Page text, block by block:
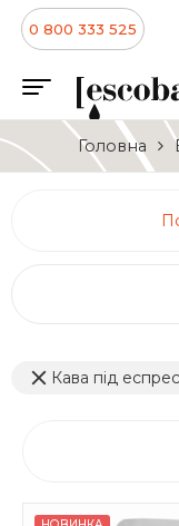
0 800 333 525
Головна
Кава під